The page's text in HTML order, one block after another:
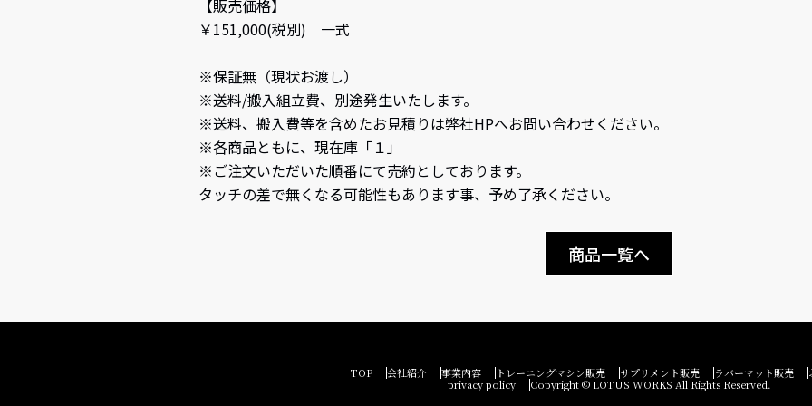
【販売価格】
￥151,000(税別) 一式
※保証無（現状お渡し）
※送料/搬入組立費、別途発生いたします。
※送料、搬入費等を含めたお見積りは弊社HPへお問い合わせください。
※各商品ともに、現在庫「１」
※ご注文いただいた順番にて売約としております。
タッチの差で無くなる可能性もあります事、予め了承ください。
商品一覧へ
TOP 会社紹介 事業内容 トレーニングマシン販売 サプリメント販売 ラバーマット販売
privacy policy
Copyright © LOTUS WORKS All Rights Reserved.